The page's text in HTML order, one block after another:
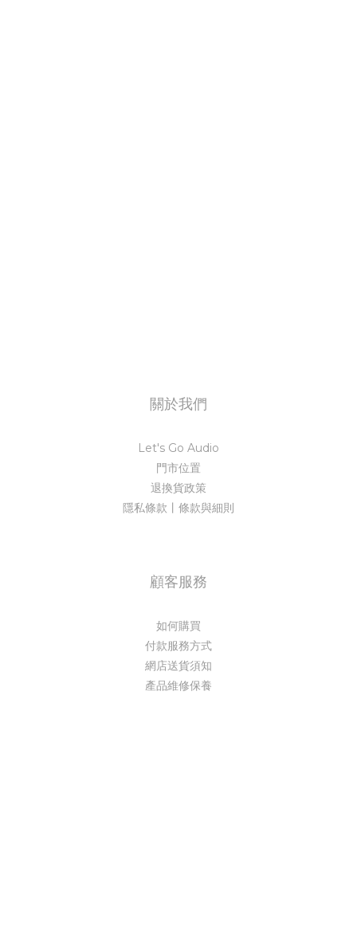
關於我們
Let's Go Audio
門市位置
退換貨政策
隱私條款丨條款與細則
顧客服務
如何購買
付款服務方式
網店送貨須知
產品維修保養